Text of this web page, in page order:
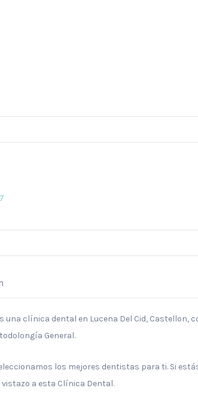
una clínica dental en Lucena Del Cid, Castellon,
General.
los mejores dentistas para ti. Si
vistazo a esta Clínica Dental.